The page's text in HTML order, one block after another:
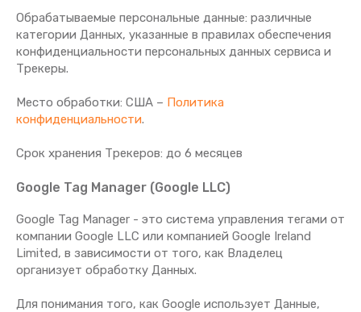
Обрабатываемые персональные данные: различные
категории Данных, указанные в правилах обеспечения
конфиденциальности персональных данных сервиса и
Трекеры.
Место обработки: США – Политика
конфиденциальности.
Срок хранения Tрекеров: до 6 месяцев
Google Tag Manager (Google LLC)
Google Tag Manager - это система управления тегами oт
компании Google LLC или компанией Google Ireland
Limited, в зависимости от того, как Владелец
организует обработку Данных.
Для понимания того, как Google использует Данные,